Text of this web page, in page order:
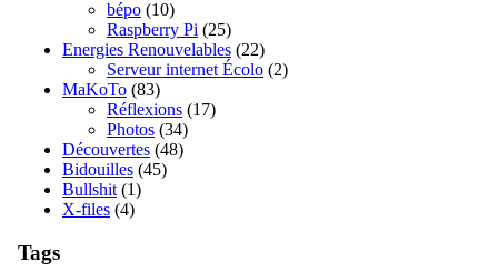
bépo (10)
Raspberry Pi (25)
Energies Renouvelables (22)
Serveur internet Écolo (2)
MaKoTo (83)
Réflexions (17)
Photos (34)
Découvertes (48)
Bidouilles (45)
Bullshit (1)
X-files (4)
Tags